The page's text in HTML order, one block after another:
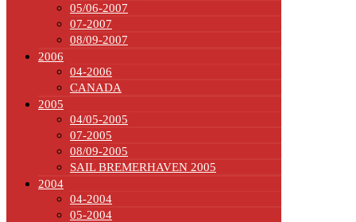
05/06-2007
07-2007
08/09-2007
2006
04-2006
CANADA
2005
04/05-2005
07-2005
08/09-2005
SAIL BREMERHAVEN 2005
2004
04-2004
05-2004